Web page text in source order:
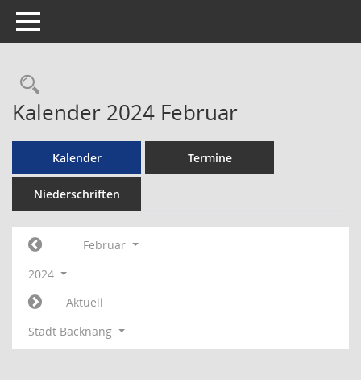
Toggle navigation
Rechercheauswahl
Kalender 2024 Februar
Kalender Termine
Niederschriften
Februar
2024
Aktuell
Stadt Backnang